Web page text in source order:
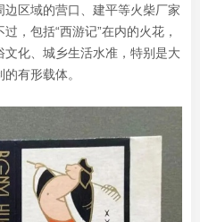
区域的营口、建平等火柴厂家
，包括“西游记”在内的火花，
化、城乡生活水准，特别是大
有形载体。